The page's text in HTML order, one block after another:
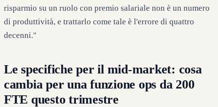
risparmio su un ruolo con premio salariale non è un numero
di produttività, e trattarlo come tale è l'errore di quattro
decenni."
Le specifiche per il mid-market: cosa
cambia per una funzione ops da 200
FTE questo trimestre